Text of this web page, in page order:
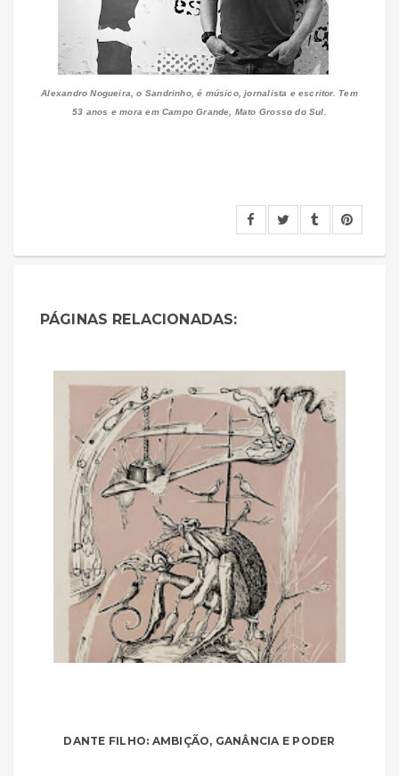
Alexandro Nogueira, o Sandrinho, é músico, jornalista e escritor. Tem
53 anos e mora em Campo Grande, Mato Grosso do Sul.
PÁGINAS RELACIONADAS:
DANTE FILHO: AMBIÇÃO, GANÂNCIA E PODER